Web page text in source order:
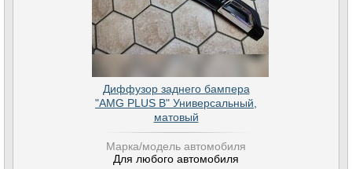
Диффузор заднего бампера
"AMG PLUS B" Универсальный,
матовый
Марка/модель автомобиля
Для любого автомобиля